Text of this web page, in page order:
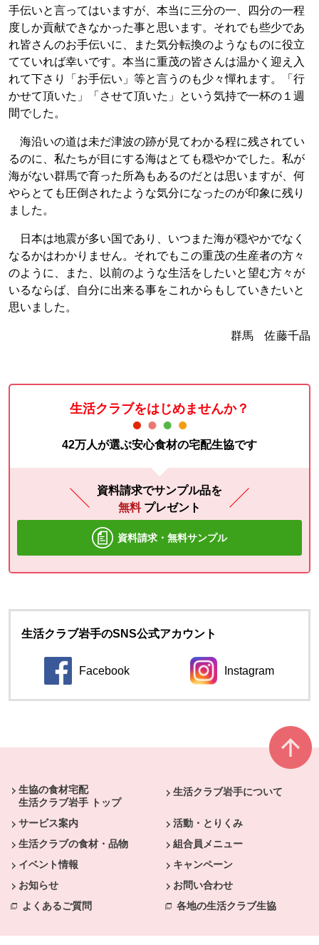
手伝いと言ってはいますが、本当に三分の一、四分の一程
度しか貢献できなかった事と思います。それでも些少であ
れ皆さんのお手伝いに、また気分転換のようなものに役立
てていれば幸いです。本当に重茂の皆さんは温かく迎え入
れて下さり「お手伝い」等と言うのも少々憚れます。「行
かせて頂いた」「させて頂いた」という気持で一杯の１週
間でした。
海沿いの道は未だ津波の跡が見てわかる程に残されてい
るのに、私たちが目にする海はとても穏やかでした。私が
海がない群馬で育った所為もあるのだとは思いますが、何
やらとても圧倒されたような気分になったのが印象に残り
ました。
日本は地震が多い国であり、いつまた海が穏やかでなく
なるかはわかりません。それでもこの重茂の生産者の方々
のように、また、以前のような生活をしたいと望む方々が
いるならば、自分に出来る事をこれからもしていきたいと
思いました。
群馬 佐藤千晶
生活クラブをはじめませんか？
42万人が選ぶ安心食材の宅配生協です
資料請求でサンプル品を
無料 プレゼント
資料請求・無料サンプル
生活クラブ岩手のSNS公式アカウント
Facebook Instagram
生協の食材宅配
生活クラブ岩手 トップ
生活クラブ岩手について
サービス案内
活動・とりくみ
生活クラブの食材・品物
組合員メニュー
イベント情報
キャンペーン
お知らせ
お問い合わせ
よくあるご質問
各地の生活クラブ生協